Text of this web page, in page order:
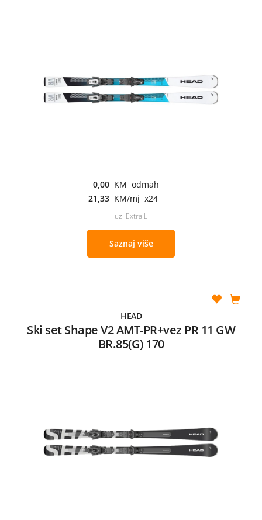
0,00 KM odmah
21,33 KM/mj x24
uz Extra L
Saznaj više
HEAD
Ski set Shape V2 AMT-PR+vez PR 11 GW
BR.85(G) 170